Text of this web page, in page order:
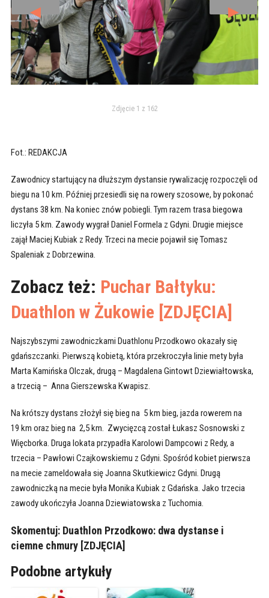
◄ ►
Zdjęcie 1 z 162
Fot.: REDAKCJA
Zawodnicy startujący na dłuższym dystansie rywalizację rozpoczęli od
biegu na 10 km. Później przesiedli się na rowery szosowe, by pokonać
dystans 38 km. Na koniec znów pobiegli. Tym razem trasa biegowa
liczyła 5 km. Zawody wygrał Daniel Formela z Gdyni. Drugie miejsce
zajął Maciej Kubiak z Redy. Trzeci na mecie pojawił się Tomasz
Spaleniak z Dobrzewina.
Zobacz też: Puchar Bałtyku:
Duathlon w Żukowie [ZDJĘCIA]
Najszybszymi zawodniczkami Duathlonu Przodkowo okazały się
gdańszczanki. Pierwszą kobietą, która przekroczyła linie mety była
Marta Kamińska Olczak, drugą – Magdalena Gintowt Dziewiałtowska,
a trzecią – Anna Gierszewska Kwapisz.
Na krótszy dystans złożył się bieg na 5 km bieg, jazda rowerem na
19 km oraz bieg na 2,5 km. Zwycięzcą został Łukasz Sosnowski z
Więcborka. Druga lokata przypadła Karolowi Dampcowi z Redy, a
trzecia – Pawłowi Czajkowskiemu z Gdyni. Spośród kobiet pierwsza
na mecie zameldowała się Joanna Skutkiewicz Gdyni. Drugą
zawodniczką na mecie była Monika Kubiak z Gdańska. Jako trzecia
zawody ukończyła Joanna Dziewiatowska z Tuchomia.
Skomentuj: Duathlon Przodkowo: dwa dystanse i
ciemne chmury [ZDJĘCIA]
Podobne artykuły